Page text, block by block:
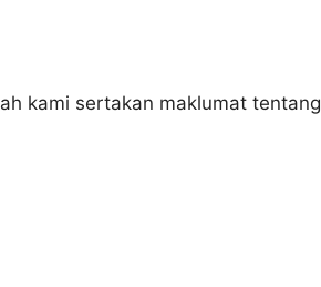
kami sertakan maklumat tentang